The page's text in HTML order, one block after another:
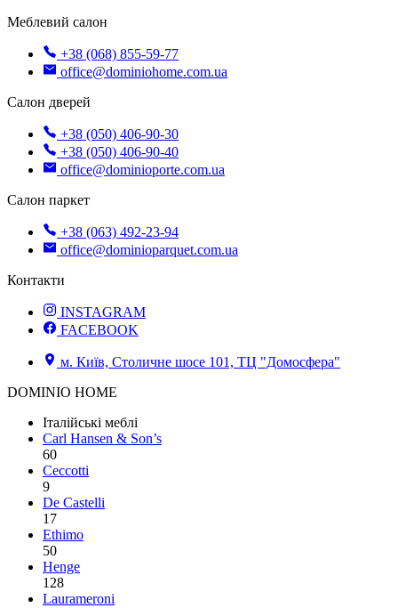
Меблевий салон
+38 (068) 855-59-77
office@dominiohome.com.ua
Салон дверей
+38 (050) 406-90-30
+38 (050) 406-90-40
office@dominioporte.com.ua
Салон паркет
+38 (063) 492-23-94
office@dominioparquet.com.ua
Контакти
INSTAGRAM
FACEBOOK
м. Київ, Столичне шосе 101, ТЦ "Домосфера"
DOMINIO HOME
Італійські меблі
Carl Hansen & Son’s
60
Ceccotti
9
De Castelli
17
Ethimo
50
Henge
128
Laurameroni